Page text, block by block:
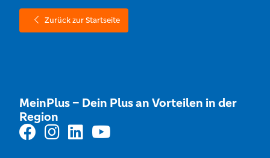
Zurück zur Startseite
MeinPlus – Dein Plus an Vorteilen in der
Region